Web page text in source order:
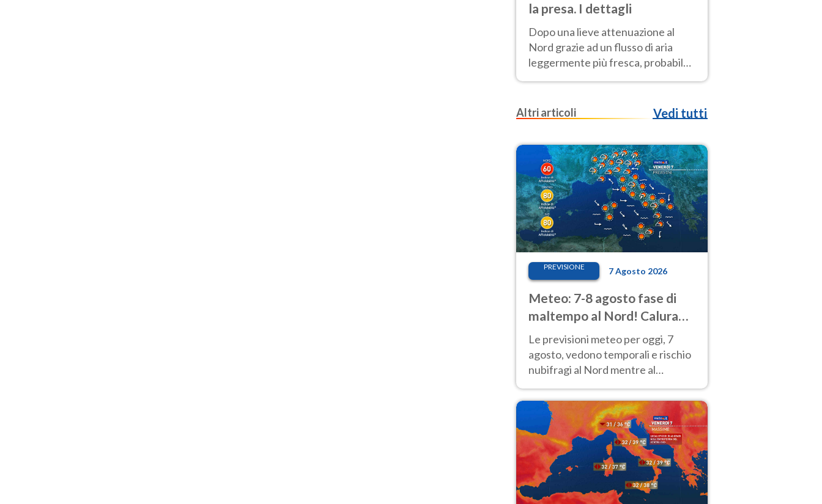
la presa. I dettagli
Dopo una lieve attenuazione al
Nord grazie ad un flusso di aria
leggermente più fresca, probabile
nuovo rinforzo dell’anticiclone
Altri articoli
Vedi tutti
PREVISIONE 7 Agosto 2026
Meteo: 7-8 agosto fase di
maltempo al Nord! Calura
fino a Ferragosto
Le previsioni meteo per oggi, 7
agosto, vedono temporali e rischio
nubifragi al Nord mentre al
molto intenso.